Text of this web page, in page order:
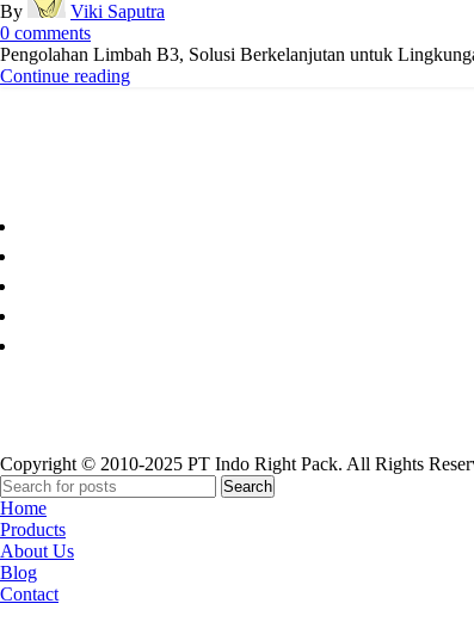
By
Viki Saputra
0 comments
Pengolahan Limbah B3, Solusi Berkelanjutan untuk
Continue reading
Copyright © 2010-2025 PT Indo Right Pack. All Rights
Search
Home
Products
About Us
Blog
Contact